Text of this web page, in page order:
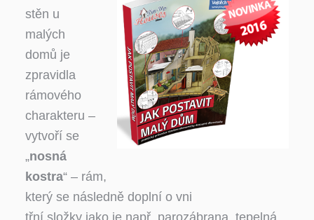
stěn u
malých
domů je
zpravidla
rámového
charakteru –
vytvoří se
„nosná
kostra“ – rám,
který se následně doplní o vni
třní složky jako je např. parozábrana, tepelná